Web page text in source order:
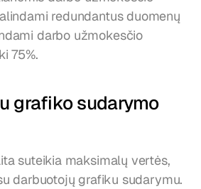
redundantus duomenų
darbo užmokesčio
75%.
grafiko sudarymo
suteikia maksimalų vertės,
darbuotojų grafiku sudarymu.